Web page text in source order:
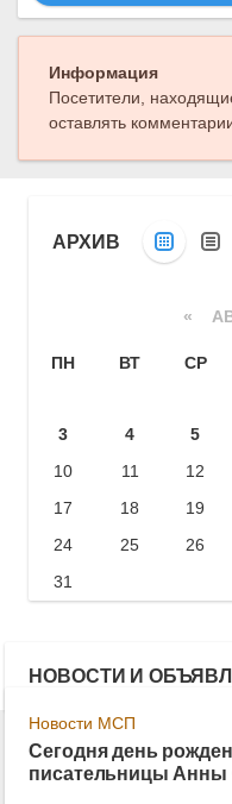
Информация
Посетители,
оставлять
АРХИВ
«
ПН ВТ СР
3
4 5
10
11 12
17
18 19
24
25 26
31
НОВОСТИ И
Новости МСП
Сегодня день
писательницы Анны